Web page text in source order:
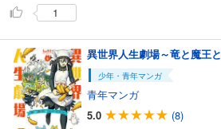
1
異世界人生劇場～竜と魔王
少年・青年マンガ
青年マンガ
5.0
(8)